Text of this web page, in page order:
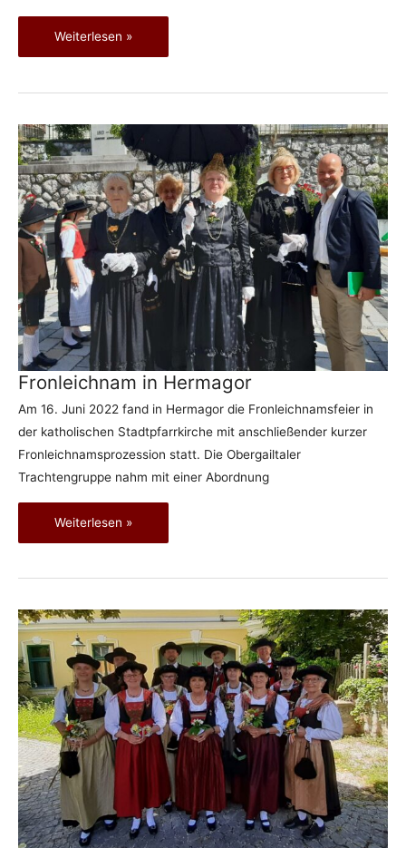
Schönsonntagmarkt
in
Weiterlesen »
Fronleichnam in Hermagor
Am 16. Juni 2022 fand in Hermagor die Fronleichnamsfeier in
der katholischen Stadtpfarrkirche mit anschließender kurzer
Fronleichnamsprozession statt. Die Obergailtaler
Trachtengruppe nahm mit einer Abordnung
Fronleichnam
in
Weiterlesen »